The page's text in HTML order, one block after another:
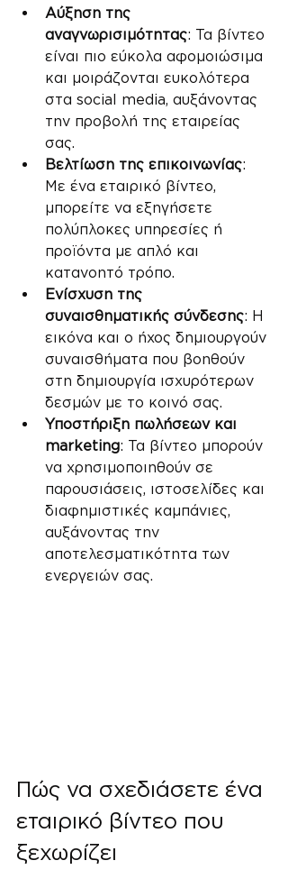
Αύξηση της
αναγνωρισιμότητας: Τα βίντεο
είναι πιο εύκολα αφομοιώσιμα
και μοιράζονται ευκολότερα
στα social media, αυξάνοντας
την προβολή της εταιρείας
σας.
Βελτίωση της επικοινωνίας:
Με ένα εταιρικό βίντεο,
μπορείτε να εξηγήσετε
πολύπλοκες υπηρεσίες ή
προϊόντα με απλό και
κατανοητό τρόπο.
Ενίσχυση της
συναισθηματικής σύνδεσης: Η
εικόνα και ο ήχος δημιουργούν
συναισθήματα που βοηθούν
στη δημιουργία ισχυρότερων
δεσμών με το κοινό σας.
Υποστήριξη πωλήσεων και
marketing: Τα βίντεο μπορούν
να χρησιμοποιηθούν σε
παρουσιάσεις, ιστοσελίδες και
διαφημιστικές καμπάνιες,
αυξάνοντας την
αποτελεσματικότητα των
ενεργειών σας.
Πώς να σχεδιάσετε ένα
εταιρικό βίντεο που
ξεχωρίζει